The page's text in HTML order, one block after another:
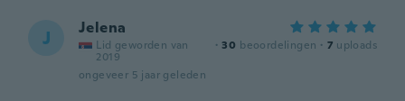
J Jelena
Lid geworden van
2019
· 30 beoordelingen · 7 uploads
ongeveer 5 jaar geleden